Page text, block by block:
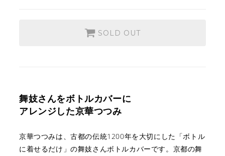
SOLD OUT
舞妓さんをボトルカバーに
アレンジした京華つつみ
京華つつみは、古都の伝統1200年を大切にした 「ボトル
に着せるだけ」の舞妓さんボトルカバーです。 京都の舞